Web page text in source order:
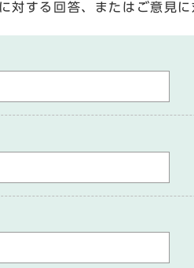
対する回答、またはご意見